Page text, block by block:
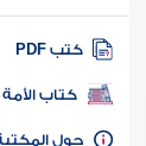
كتب PDF
كتاب الأمة